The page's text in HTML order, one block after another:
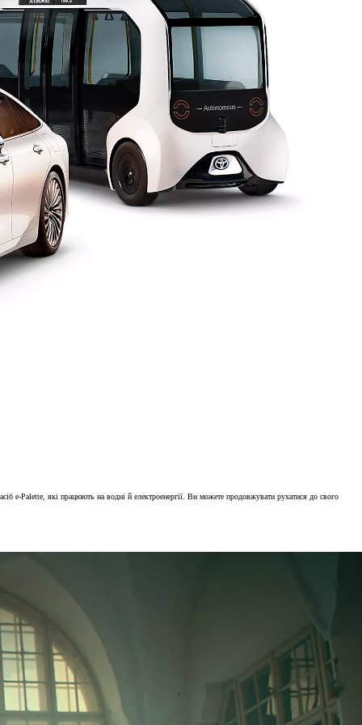
e-Palette, які працюють на водні й електроенергії. Ви можете продовжувати рухатися до свого